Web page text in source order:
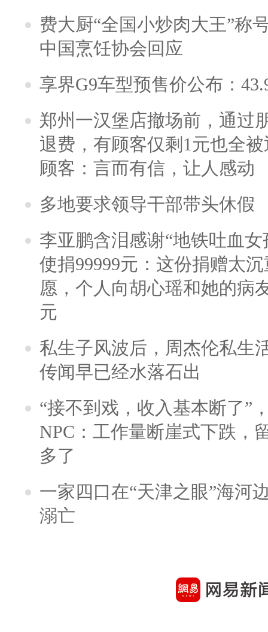
费大厨“全国小炒肉大王”称
中国烹饪协会回应
享界G9车型预售价公布：
郑州一汉堡店撤场前，通过
退费，有顾客仅剩1元也全
顾客：言而有信，让人感动
多地要求领导干部带头休假
李亚鹏含泪感谢“地铁吐血
使捐99999元：这份捐赠太
愿，个人向胡心瑶和她的病
元
私生子风波后，周杰伦私生
传闻早已经水落石出
“接不到戏，收入基本断了”
NPC：工作量断崖式下跌，
多了
一家四口在“天津之眼”海河
溺亡